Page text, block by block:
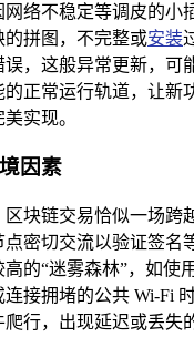
网络不稳定等调皮的小
的拼图，不完整或安装
误，这般异常更新，可
的正常运行轨道，让新
实现。
因素
区块链交易恰似一场跨
点密切交流以验证签名
高的“迷雾森林”，如使
连接拥堵的公共 Wi-Fi
爬行，出现延迟或丢失